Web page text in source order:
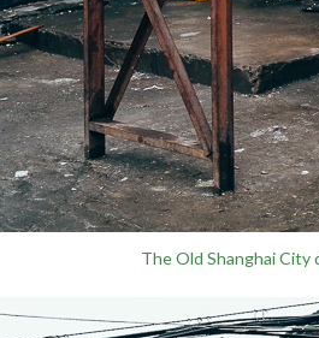
The Old Shanghai City